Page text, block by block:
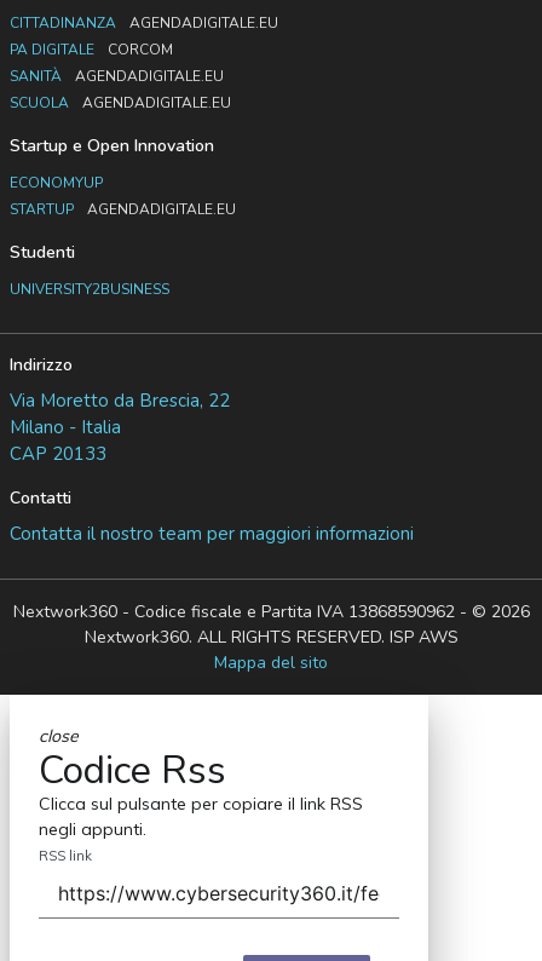
CITTADINANZA
AGENDADIGITALE.EU
PA DIGITALE
CORCOM
SANITÀ
AGENDADIGITALE.EU
SCUOLA
AGENDADIGITALE.EU
Startup e Open Innovation
ECONOMYUP
STARTUP
AGENDADIGITALE.EU
Studenti
UNIVERSITY2BUSINESS
Indirizzo
Via Moretto da Brescia, 22
Milano - Italia
CAP 20133
Contatti
Contatta il nostro team per maggiori informazioni
Nextwork360 - Codice fiscale e Partita IVA 13868590962 - © 2026
Nextwork360. ALL RIGHTS RESERVED. ISP AWS
Mappa del sito
close
Codice Rss
Clicca sul pulsante per copiare il link RSS
negli appunti.
RSS link